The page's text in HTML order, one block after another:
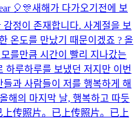
🎈🎊새해가 다가오기전에 보
정이 존재합니다. 사계절을 보
온도를 만났기 때문이겠죠 ? 올
를만큼 시간이 빨리 지나갔는
하루하루를 보냈던 저지만 이번
과 사람들이 저를 행복하게 해
해의 마지막 날, 행복하고 따듯
上传照片。 已上传照片。 已上